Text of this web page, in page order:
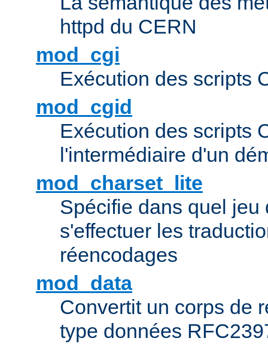
httpd du CERN
mod_cgi
Exécution des scripts
mod_cgid
Exécution des scripts
l'intermédiaire d'un
mod_charset_lite
Spécifie dans quel jeu
s'effectuer les
réencodages
mod_data
Convertit un corps de
type données